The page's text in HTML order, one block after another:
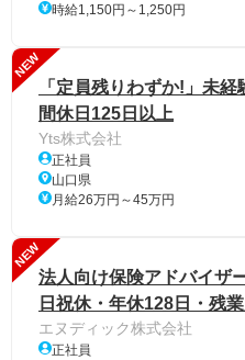
時給1,150円～1,250円
NEW
「定員残りわずか!」未
間休日125日以上
Yts株式会社
正社員
山口県
月給26万円～45万円
NEW
法人向け保険アドバイザ
日祝休・年休128日・残
エヌディック株式会社
正社員